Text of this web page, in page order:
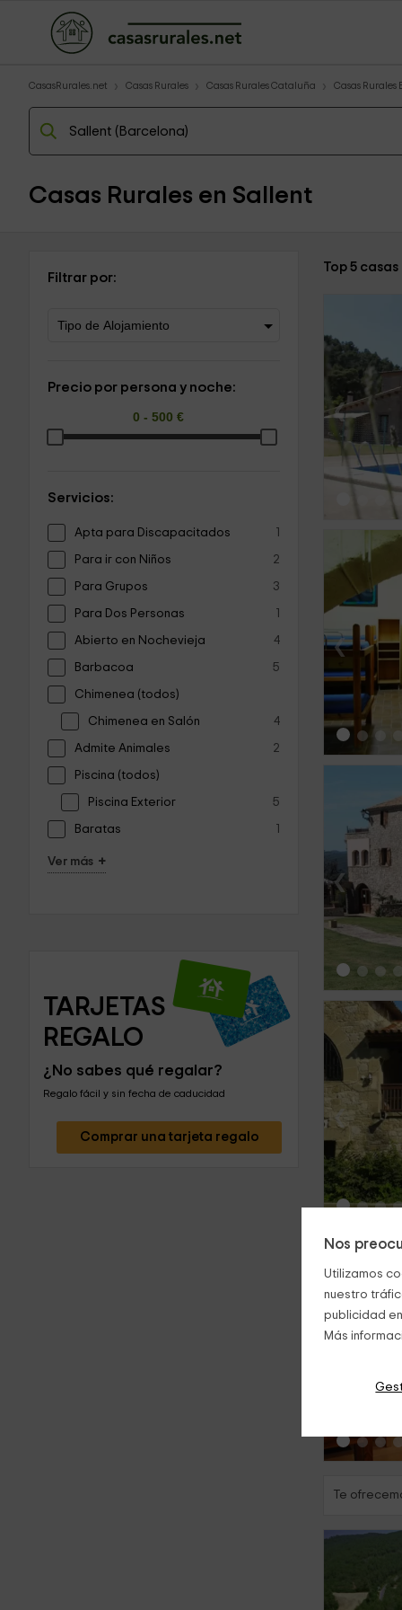
Nos
Utilizamos
nuestro
publicidad
Más
CasasRurales.net Casas Rurales Casas Rurales Cataluña Casas Rurales
Casas Rurales en Sallent
Filtrar por:
Precio por persona y noche:
Servicios:
Apta para Discapacitados 1
Para ir con Niños 2
Para Grupos 3
Para Dos Personas 1
Abierto en Nochevieja 4
Barbacoa 5
Chimenea (todos)
Chimenea en Salón 4
Admite Animales 2
Piscina (todos)
Piscina Exterior 5
Baratas 1
Ver más +
TARJETAS
REGALO
¿No sabes qué regalar?
Regalo fácil y sin fecha de caducidad
Comprar una tarjeta regalo
Top 5
‹
‹
‹
‹
‹
Te